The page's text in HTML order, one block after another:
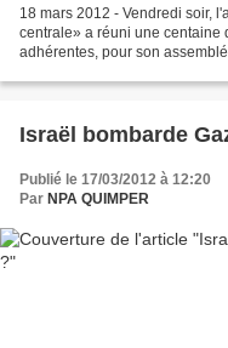
18 mars 2012 - Vendredi soir,
centrale» a réuni une centaine
adhérentes, pour son
Israël bombarde
Publié le 17/03/2012 à 12:20
Par NPA QUIMPER